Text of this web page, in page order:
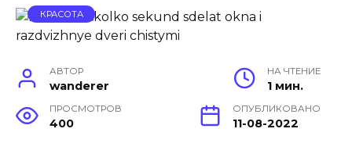
КРАСОТА
АВТОР
wanderer
НА ЧТЕНИЕ
1 мин.
ПРОСМОТРОВ
400
ОПУБЛИКОВАНО
11-08-2022